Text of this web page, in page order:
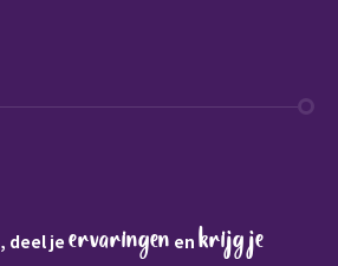
, deel jeervaringen enkrijg je